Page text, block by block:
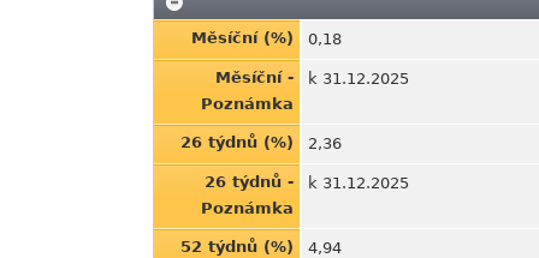
Měsíční (%) 0,18
Měsíční -
Poznámka
k 31.12.2025
26 týdnů (%) 2,36
26 týdnů -
Poznámka
k 31.12.2025
52 týdnů (%) 4,94